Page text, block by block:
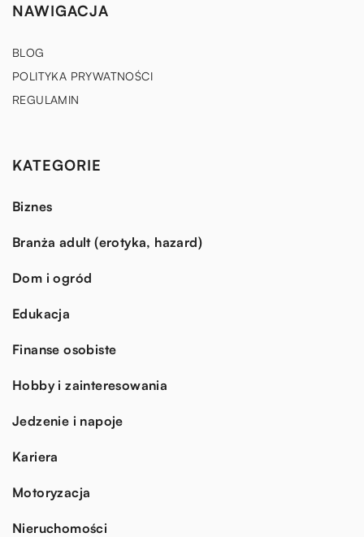
NAWIGACJA
BLOG
POLITYKA PRYWATNOŚCI
REGULAMIN
KATEGORIE
Biznes
Branża adult (erotyka, hazard)
Dom i ogród
Edukacja
Finanse osobiste
Hobby i zainteresowania
Jedzenie i napoje
Kariera
Motoryzacja
Nieruchomości